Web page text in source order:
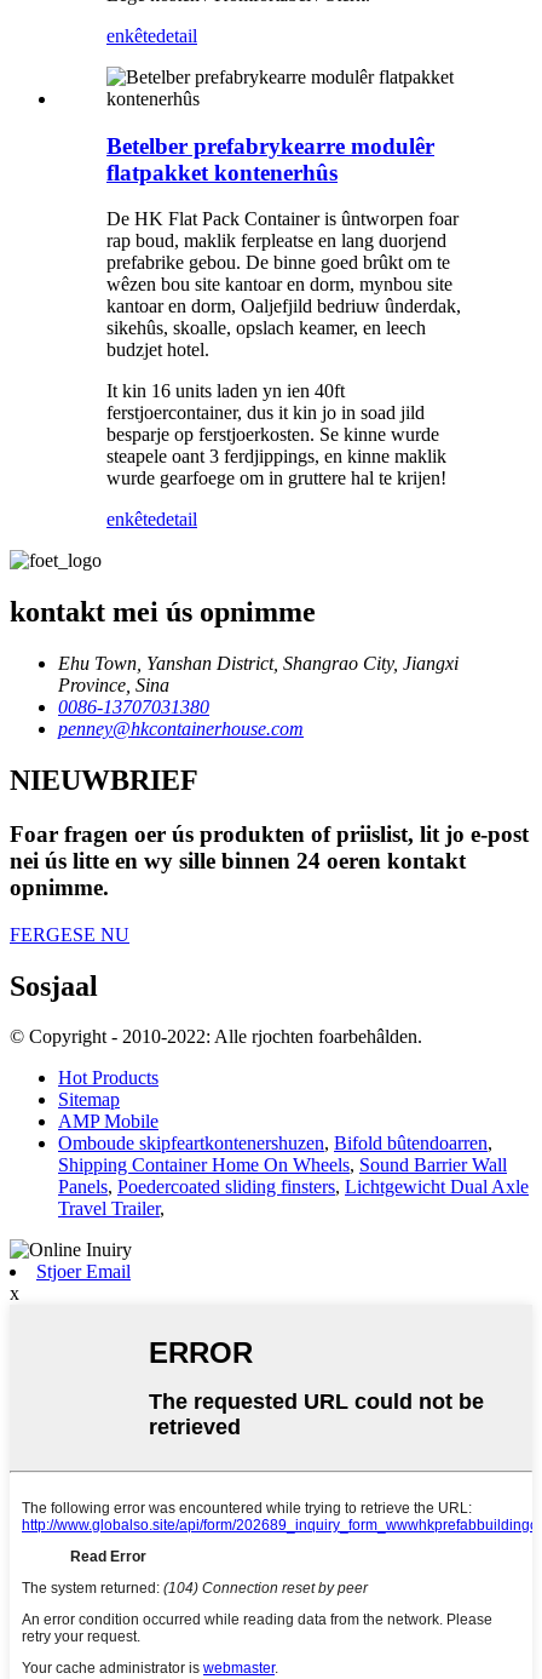
enkêtedetail
Betelber prefabrykearre modulêr
flatpakket kontenerhûs
De HK Flat Pack Container is ûntworpen foar
rap boud, maklik ferpleatse en lang duorjend
prefabrike gebou. De binne goed brûkt om te
wêzen bou site kantoar en dorm, mynbou site
kantoar en dorm, Oaljefjild bedriuw ûnderdak,
sikehûs, skoalle, opslach keamer, en leech
budzjet hotel.
It kin 16 units laden yn ien 40ft
ferstjoercontainer, dus it kin jo in soad jild
besparje op ferstjoerkosten. Se kinne wurde
steapele oant 3 ferdjippings, en kinne maklik
wurde gearfoege om in gruttere hal te krijen!
enkêtedetail
kontakt mei ús opnimme
Ehu Town, Yanshan District, Shangrao City, Jiangxi
Province, Sina
0086-13707031380
penney@hkcontainerhouse.com
NIEUWBRIEF
Foar fragen oer ús produkten of priislist, lit jo e-post
nei ús litte en wy sille binnen 24 oeren kontakt
opnimme.
FERGESE NU
Sosjaal
© Copyright - 2010-2022: Alle rjochten foarbehâlden.
Hot Products
Sitemap
AMP Mobile
Omboude skipfeartkontenershuzen, Bifold bûtendoarren,
Shipping Container Home On Wheels, Sound Barrier Wall
Panels, Poedercoated sliding finsters, Lichtgewicht Dual Axle
Travel Trailer,
Stjoer Email
x